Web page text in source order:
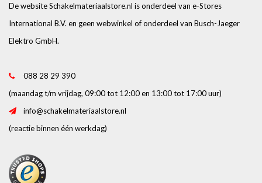
De website Schakelmateriaalstore.nl is onderdeel van e-Stores
International B.V. en geen webwinkel of onderdeel van Busch-Jaeger
Elektro GmbH.
088 28 29 390
(maandag t/m vrijdag, 09:00 tot 12:00 en 13:00 tot 17:00 uur)
info@schakelmateriaalstore.nl
(reactie binnen één werkdag)